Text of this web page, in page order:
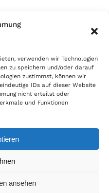
verwenden wir Technologien
zu speichern und/oder darauf
zustimmst, können wir
IDs auf dieser Website
nicht erteilst oder
und Funktionen
ansehen
ein. Auch wir sind wie
im Händlerbund
|Impressum|Datenschutz|Cookie
& Versand